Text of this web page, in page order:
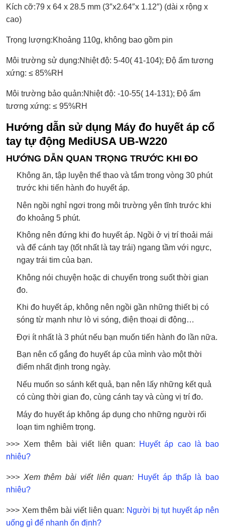
Kích cỡ:79 x 64 x 28.5 mm (3″x2.64″x 1.12″) (dài x rộng x
cao)
Trọng lượng:Khoảng 110g, không bao gồm pin
Môi trường sử dụng:Nhiệt độ: 5-40( 41-104); Độ ẩm tương
xứng: ≤ 85%RH
Môi trường bảo quản:Nhiệt độ: -10-55( 14-131); Độ ẩm
tương xứng: ≤ 95%RH
Hướng dẫn sử dụng Máy đo huyết áp cổ
tay tự động MediUSA UB-W220
HƯỚNG DẪN QUAN TRỌNG TRƯỚC KHI ĐO
Không ăn, tập luyện thể thao và tắm trong vòng 30 phút
trước khi tiến hành đo huyết áp.
Nên ngồi nghỉ ngơi trong môi trường yên tĩnh trước khi
đo khoảng 5 phút.
Không nên đứng khi đo huyết áp. Ngồi ở vị trí thoải mái
và để cánh tay (tốt nhất là tay trái) ngang tầm với ngực,
ngay trái tim của bạn.
Không nói chuyện hoặc di chuyển trong suốt thời gian
đo.
Khi đo huyết áp, không nên ngồi gần những thiết bị có
sóng từ mạnh như lò vi sóng, điện thoại di động…
Đợi ít nhất là 3 phút nếu bạn muốn tiến hành đo lần nữa.
Bạn nên cố gắng đo huyết áp của mình vào một thời
điểm nhất định trong ngày.
Nếu muốn so sánh kết quả, bạn nên lấy những kết quả
có cùng thời gian đo, cùng cánh tay và cùng vị trí đo.
Máy đo huyết áp không áp dụng cho những người rối
loạn tim nghiêm trọng.
>>> Xem thêm bài viết liên quan:
Huyết áp cao là bao
nhiêu?
>>> Xem thêm bài viết liên quan: Huyết áp thấp là bao
nhiêu?
>>> Xem thêm bài viết liên quan: Người bị tụt huyết áp nên
uống gì để nhanh ổn định?